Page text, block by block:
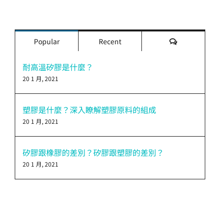
Popular Recent
評
耐高溫矽膠是什麼？
20 1 月, 2021
塑膠是什麼？深入瞭解塑膠原料的組成
20 1 月, 2021
矽膠跟橡膠的差別？矽膠跟塑膠的差別？
20 1 月, 2021